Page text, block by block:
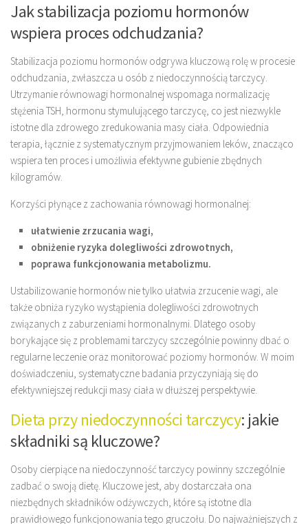
Jak stabilizacja poziomu hormonów
wspiera proces odchudzania?
Stabilizacja poziomu hormonów odgrywa kluczową rolę w procesie
odchudzania, zwłaszcza u osób z niedoczynnością tarczycy.
Utrzymanie równowagi hormonalnej wspomaga normalizację
stężenia TSH, hormonu stymulującego tarczycę, co jest niezwykle
istotne dla zdrowego zredukowania masy ciała. Odpowiednia
terapia, łącznie z systematycznym przyjmowaniem leków, znacząco
wspiera ten proces i umożliwia efektywne gubienie zbędnych
kilogramów.
Korzyści płynące z zachowania równowagi hormonalnej:
ułatwienie zrzucania wagi,
obniżenie ryzyka dolegliwości zdrowotnych,
poprawa funkcjonowania metabolizmu.
Ustabilizowanie hormonów nie tylko ułatwia zrzucenie wagi, ale
także obniża ryzyko wystąpienia dolegliwości zdrowotnych
związanych z zaburzeniami hormonalnymi. Dlatego osoby
borykające się z problemami tarczycy szczególnie powinny dbać o
regularne leczenie oraz monitorować poziomy hormonów. W moim
doświadczeniu, systematyczne badania przyczyniają się do
efektywniejszej redukcji masy ciała w dłuższej perspektywie.
Dieta przy niedoczynności tarczycy: jakie
składniki są kluczowe?
Osoby cierpiące na niedoczynność tarczycy powinny szczególnie
zadbać o swoją dietę. Kluczowe jest, aby dostarczała ona
niezbędnych składników odżywczych, które są istotne dla
prawidłowego funkcjonowania tego gruczołu. Do najważniejszych z